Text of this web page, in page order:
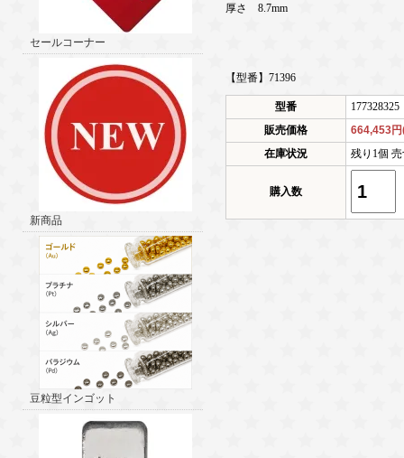
セールコーナー
新商品
豆粒型インゴット
厚さ 8.7mm
【型番】71396
型番
177328325
販売価格
664,453
在庫状況
残り1個
購入数